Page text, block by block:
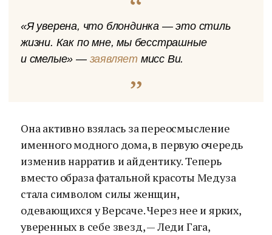
«Я уверена, что блондинка — это стиль
жизни. Как по мне, мы бесстрашные
и смелые» — заявляет мисс Ви.
Она активно взялась за переосмысление
именного модного дома, в первую очередь
изменив нарратив и айдентику. Теперь
вместо образа фатальной красоты Медуза
стала символом силы женщин,
одевающихся у Версаче. Через нее и ярких,
уверенных в себе звезд, — Леди Гага,